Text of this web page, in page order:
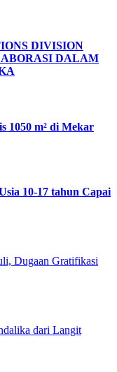
DIVISION
DALAM
1050 m² di Mekar
10-17 tahun Capai
Dugaan Gratifikasi
dari Langit